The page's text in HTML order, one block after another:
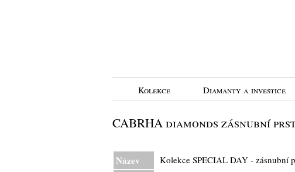
Kolekce Diamanty a investice
CABRHA diamonds zásnubní
Název Kolekce SPECIAL DAY - zásnubní